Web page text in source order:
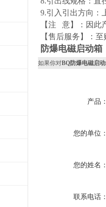
9.引入引出方向：
【注 意】：因此
【售后服务】：
防爆电磁启动箱
如果你对BQ防爆电磁启
产品
您的单位
您的姓名
联系电话